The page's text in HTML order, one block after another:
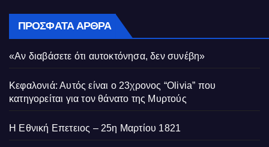
ΠΡΌΣΦΑΤΑ ΆΡΘΡΑ
«Αν διαβάσετε ότι αυτοκτόνησα, δεν συνέβη»
Κεφαλονιά: Αυτός είναι ο 23χρονος “Olivia” που
κατηγορείται για τον θάνατο της Μυρτούς
Η Εθνική Επετειος – 25η Μαρτίου 1821